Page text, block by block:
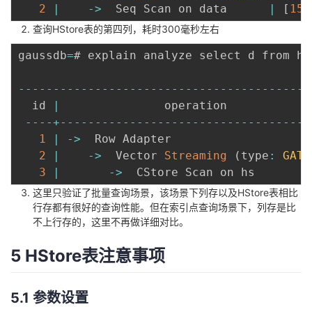
2
->
  Seq Scan on data
[
查询HStore表的第四列，耗时300毫秒左右
gaussdb=# explain analyze select d from hs
-- -- -- -- -- -- -- -- -- -- -- -- -- -- -- -- -- -- -- -- --
  id
-- --+-- -- -- -- -- -- -- -- -- -- -- -- -- -- -- -- -- --
1
->
Row
2
->
  Vector
Streaming ( type :
3
->
CStore Scan on
这里只验证了批量查询场景，该场景下列存以及HStore表相比
行存都有很好的查询性能。但在索引点查询场景下，列存是比
不上行存的，这里不再做详细对比。
5 HStore表注意事项
5.1 参数设置